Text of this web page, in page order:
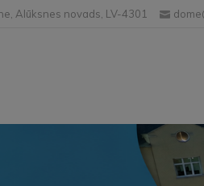
Alūksnes novads, LV-4301